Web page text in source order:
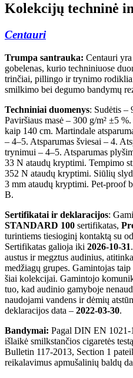
Kolekcijų techninė
Centauri
Trumpa santrauka: Centauri
gobelenas, kurio techniniuose
trinčiai, pillingo ir trynimo
smilkimo bei degumo bandymų
Techniniai duomenys: Sudėtis –
Paviršiaus masė – 300 g/m² ±5
kaip 140 cm. Martindale
– 4–5. Atsparumas šviesai – 4.
trynimui – 4–5. Atsparumas
33 N ataudų kryptimi. Tempimo
352 N ataudų kryptimi. Siūlių
3 mm ataudų kryptimi. Pet-proof
B.
Sertifikatai ir deklaracijos:
STANDARD 100 sertifikatas,
turintiems tiesioginį kontaktą su
Sertifikatas galioja iki 2026-10-31
austus ir megztus audinius,
medžiagų grupes. Gamintojas taip
šiai kolekcijai. Gamintojo
tuo, kad audinio gamyboje
naudojami vandens ir dėmių
deklaracijos data – 2022-03-30.
Bandymai: Pagal DIN EN 1021-
išlaikė smilkstančios cigaretės
Bulletin 117-2013, Section 1
reikalavimus apmušalinių baldų